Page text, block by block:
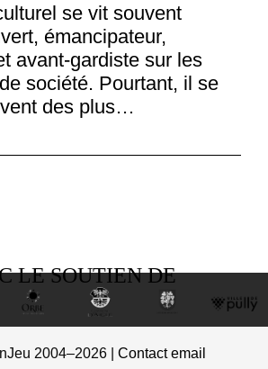
se vit souvent
émancipateur,
avant-gardiste sur les
société. Pourtant, il se
des plus…
LE SOUTIEN DE
2004–2026 | Contact email